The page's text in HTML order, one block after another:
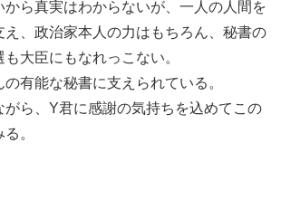
から真実はわからないが、一人の人間を
え、政治家本人の力はもちろん、秘書の
大臣にもなれっこない。
有能な秘書に支えられている。
がら、Y君に感謝の気持ちを込めてこの
。